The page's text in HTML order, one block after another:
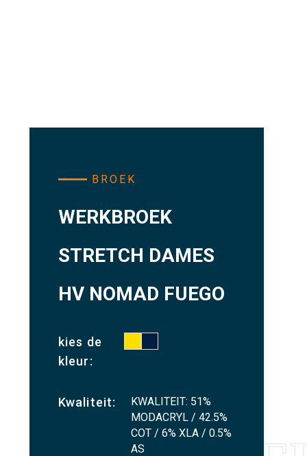
BROEK
WERKBROEK
STRETCH DAMES
HV NOMAD FUEGO
kies de
kleur:
Kwaliteit:
KWALITEIT: 51%
MODACRYL / 42.5%
COT / 6% XLA / 0.5%
AS